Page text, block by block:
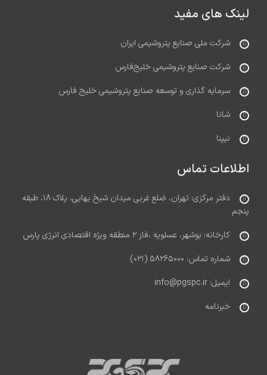
لینک های مفید
شرکت ملی صنایع پتروشیمی ایران
شرکت صنایع پتروشیمی خلیج‌فارس
سرمایه گذاری و توسعه صنایع پتروشیمی خلیج فارس
شانا
نیپنا
اطلاعات تماس
دفتر مرکزی: تهران، ضلع غربی میدان شیخ بهایی، پلاک ۱۸، طبقه
پنجم
کارخانه: بوشهر، عسلویه ،فاز ۲ منطقه ویژه اقتصادی انرژی پارس
شماره تماس: ۵۸۲۶۵۰۰۰ (۰۲۱)
ایمیل: info@pgspc.ir
خبرنامه